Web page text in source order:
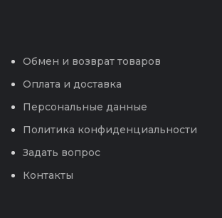
Обмен и возврат товаров
Оплата и доставка
Персональные данные
Политика конфиденциальности
Задать вопрос
Контакты